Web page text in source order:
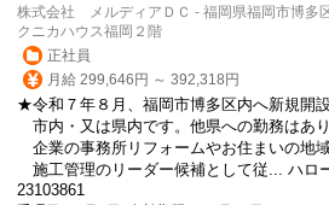
株式会社 メルディアＤＣ - 福岡県福岡市博多
クニカハウス福岡２階
正社員
月給 299,646円 ～ 392,318円
★令和７年８月、福岡市博多区内へ新規開
市内・又は県内です。他県への勤務はあり
企業の事務所リフォームやお住まいの地
施工管理のリーダー候補として従... ハロ
23103861